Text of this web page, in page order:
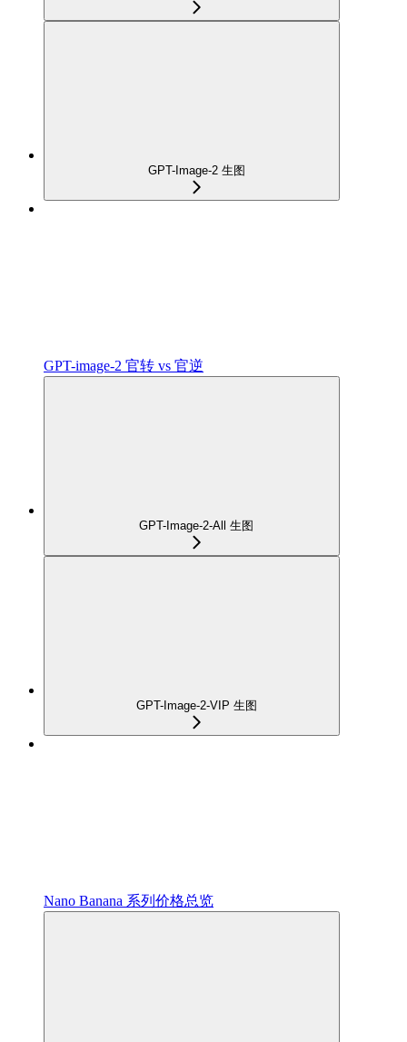
GPT-Image-2 生图
GPT-image-2 官转 vs 官逆
GPT-Image-2-All 生图
GPT-Image-2-VIP 生图
Nano Banana 系列价格总览